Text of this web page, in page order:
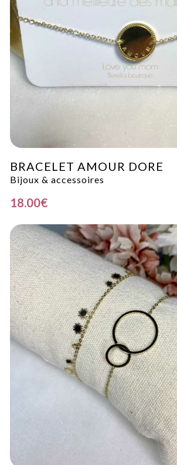
BRACELET AMOUR DORE
Bijoux & accessoires
18.00€